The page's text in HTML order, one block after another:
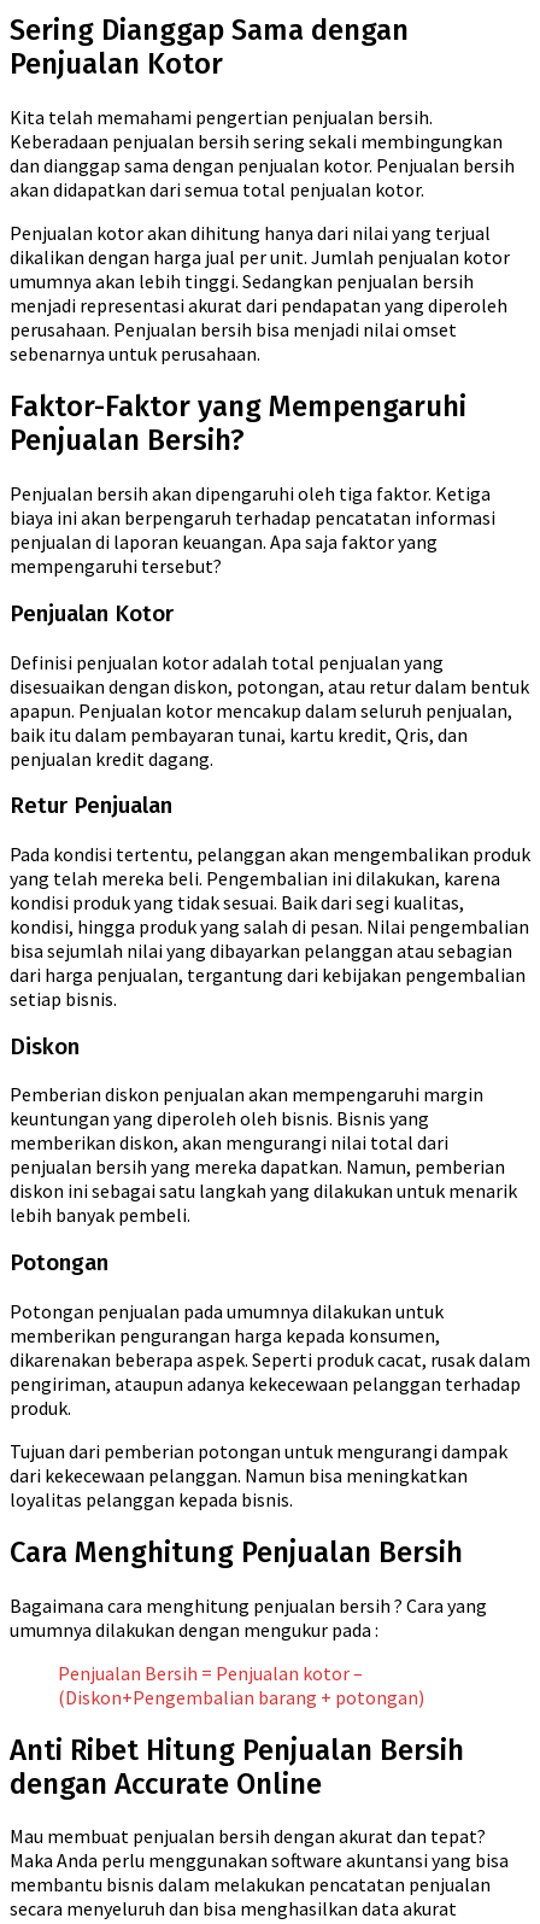
Sering Dianggap Sama dengan
Penjualan Kotor
Kita telah memahami pengertian penjualan bersih.
Keberadaan penjualan bersih sering sekali membingungkan
dan dianggap sama dengan penjualan kotor. Penjualan bersih
akan didapatkan dari semua total penjualan kotor.
Penjualan kotor akan dihitung hanya dari nilai yang terjual
dikalikan dengan harga jual per unit. Jumlah penjualan kotor
umumnya akan lebih tinggi. Sedangkan penjualan bersih
menjadi representasi akurat dari pendapatan yang diperoleh
perusahaan. Penjualan bersih bisa menjadi nilai omset
sebenarnya untuk perusahaan.
Faktor-Faktor yang Mempengaruhi
Penjualan Bersih?
Penjualan bersih akan dipengaruhi oleh tiga faktor. Ketiga
biaya ini akan berpengaruh terhadap pencatatan informasi
penjualan di laporan keuangan. Apa saja faktor yang
mempengaruhi tersebut?
Penjualan Kotor
Definisi penjualan kotor adalah total penjualan yang
disesuaikan dengan diskon, potongan, atau retur dalam bentuk
apapun. Penjualan kotor mencakup dalam seluruh penjualan,
baik itu dalam pembayaran tunai, kartu kredit, Qris, dan
penjualan kredit dagang.
Retur Penjualan
Pada kondisi tertentu, pelanggan akan mengembalikan produk
yang telah mereka beli. Pengembalian ini dilakukan, karena
kondisi produk yang tidak sesuai. Baik dari segi kualitas,
kondisi, hingga produk yang salah di pesan. Nilai pengembalian
bisa sejumlah nilai yang dibayarkan pelanggan atau sebagian
dari harga penjualan, tergantung dari kebijakan pengembalian
setiap bisnis.
Diskon
Pemberian diskon penjualan akan mempengaruhi margin
keuntungan yang diperoleh oleh bisnis. Bisnis yang
memberikan diskon, akan mengurangi nilai total dari
penjualan bersih yang mereka dapatkan. Namun, pemberian
diskon ini sebagai satu langkah yang dilakukan untuk menarik
lebih banyak pembeli.
Potongan
Potongan penjualan pada umumnya dilakukan untuk
memberikan pengurangan harga kepada konsumen,
dikarenakan beberapa aspek. Seperti produk cacat, rusak dalam
pengiriman, ataupun adanya kekecewaan pelanggan terhadap
produk.
Tujuan dari pemberian potongan untuk mengurangi dampak
dari kekecewaan pelanggan. Namun bisa meningkatkan
loyalitas pelanggan kepada bisnis.
Cara Menghitung Penjualan Bersih
Bagaimana cara menghitung penjualan bersih ? Cara yang
umumnya dilakukan dengan mengukur pada :
Penjualan Bersih = Penjualan kotor –
(Diskon+Pengembalian barang + potongan)
Anti Ribet Hitung Penjualan Bersih
dengan Accurate Online
Mau membuat penjualan bersih dengan akurat dan tepat?
Maka Anda perlu menggunakan software akuntansi yang bisa
membantu bisnis dalam melakukan pencatatan penjualan
secara menyeluruh dan bisa menghasilkan data akurat